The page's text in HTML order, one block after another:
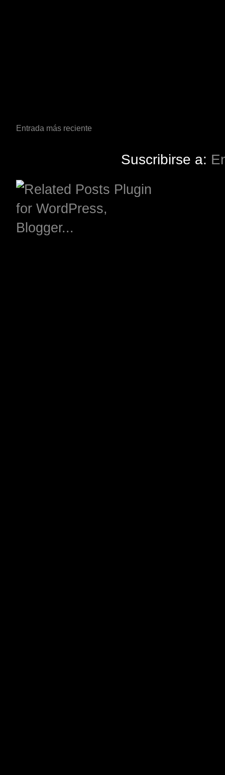
Entrada más reciente
Suscribirse a: